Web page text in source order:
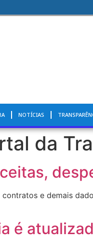
NOTÍCIAS
da
e demais
é